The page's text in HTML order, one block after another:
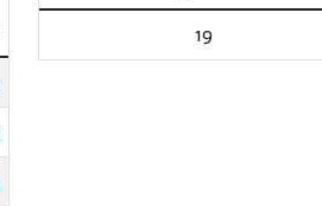
19